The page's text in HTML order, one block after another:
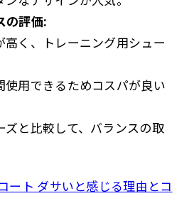
の評価:
く、トレーニング用シュー
使用できるためコスパが良い
と比較して、バランスの取
ート ダサいと感じる理由とコ